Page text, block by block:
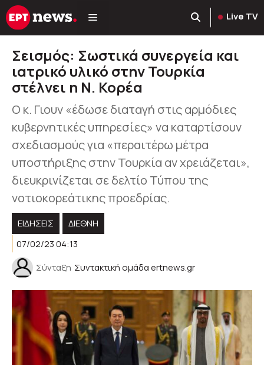
Μετάβαση
σε
Live TV
Σεισμός: Σωστικά συνεργεία και
ιατρικό υλικό στην Τουρκία
στέλνει η Ν. Κορέα
Ο κ. Γιουν «έδωσε διαταγή στις αρμόδιες
κυβερνητικές υπηρεσίες» να καταρτίσουν
σχεδιασμούς για «περαιτέρω μέτρα
υποστήριξης στην Τουρκία αν χρειάζεται»,
διευκρινίζεται σε δελτίο Τύπου της
νοτιοκορεάτικης προεδρίας.
ΕΙΔΗΣΕΙΣ
ΔΙΕΘΝΗ
07/02/23 04:13
Σύνταξη Συντακτική ομάδα ertnews.gr